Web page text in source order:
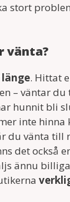
stort
vänta?
. Hittat
– väntar
hunnit bli
inte hinna
du vänta till
det också
ännu